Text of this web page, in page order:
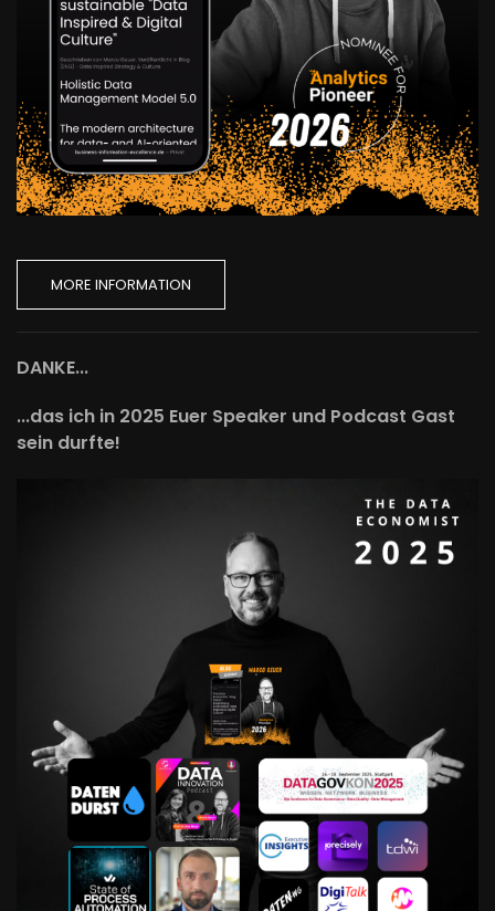
MORE INFORMATION
DANKE...
...das ich in 2025 Euer Speaker und Podcast Gast
sein durfte!